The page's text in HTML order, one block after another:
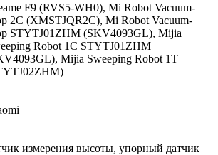
F9 (RVS5-WH0), Mi Robot Vacuum-
2C (XMSTJQR2C), Mi Robot Vacuum-
STYTJ01ZHM (SKV4093GL), Mijia
Robot 1C STYTJ01ZHM
Mijia Sweeping Robot 1T
измерения высоты, упорный датчик